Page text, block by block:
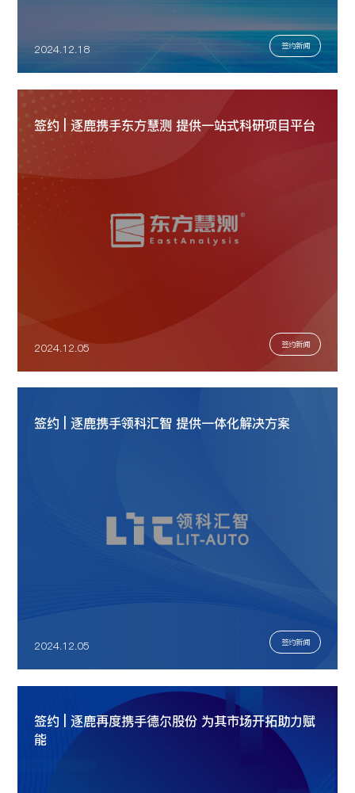
2024.12.18 签约新闻
签约 | 逐鹿携手东方慧测 提供一站式科研项目平台
2024.12.05 签约新闻
签约 | 逐鹿携手领科汇智 提供一体化解决方案
2024.12.05 签约新闻
签约 | 逐鹿再度携手德尔股份 为其市场开拓助力赋
能